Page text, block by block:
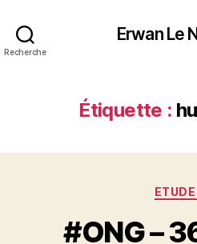
Recherche
Erwan Le
Étiquette :
#ONG –